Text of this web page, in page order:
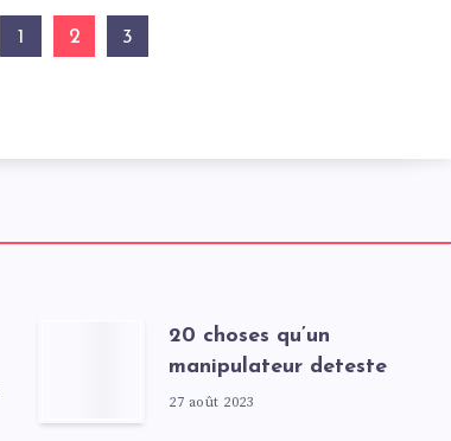
1 2 3
20 choses qu’un
manipulateur deteste
27 août 2023